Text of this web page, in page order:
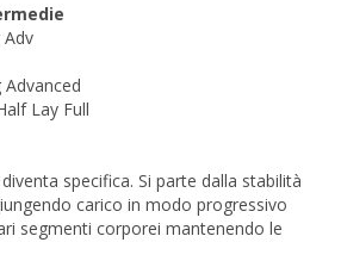
Adv
Lay Full
specifica. Si parte dalla stabilità
carico in modo progressivo
segmenti corporei mantenendo le